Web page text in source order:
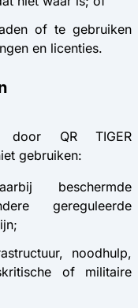
of te gebruiken
en licenties.
door QR TIGER
gebruiken:
beschermde
gereguleerde
noodhulp,
of militaire